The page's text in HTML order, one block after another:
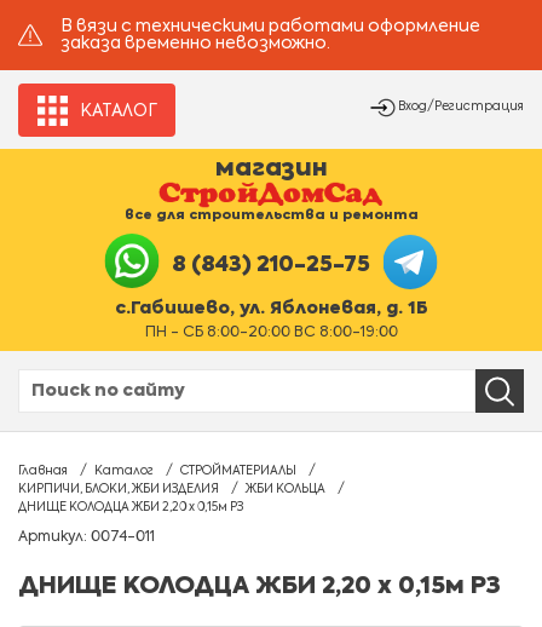
В вязи с техническими работами оформление
заказа временно невозможно.
КАТАЛОГ Вход/Регистрация
магазин
все для строительства и ремонта
8 (843) 210-25-75
с.Габишево, ул. Яблоневая, д. 1Б
ПН - СБ 8:00-20:00 ВС 8:00-19:00
Главная Каталог
СТРОЙМАТЕРИАЛЫ
КИРПИЧИ, БЛОКИ, ЖБИ ИЗДЕЛИЯ
ЖБИ КОЛЬЦА
ДНИЩЕ КОЛОДЦА ЖБИ 2,20 х 0,15м РЗ
Артикул: 0074-011
ДНИЩЕ КОЛОДЦА ЖБИ 2,20 х 0,15м РЗ